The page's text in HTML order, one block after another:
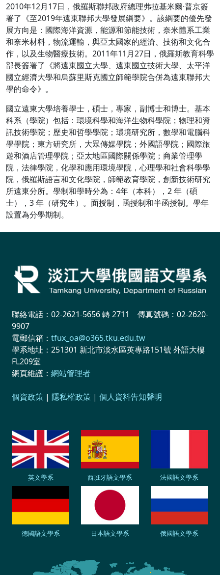
2010年12月17日，俄羅斯聯邦政府總理弗拉基米爾·普京簽
署了《至2019年遠東聯邦大學發展綱要》。該綱要的優先發
展方向是：國際海洋資源，能源和節能技術，奈米體系工業
和奈米材料，物流運輸，與亞太國家的經濟、技術和文化合
作，以及生物醫療技術。2011年11月27日，俄羅斯教育科學
部長簽署了《將遠東國立大學、遠東國立技術大學、太平洋
國立經濟大學和烏蘇里斯克國立師範學院合併為遠東聯邦大
學的命令》。
國立遠東大學培養學士，碩士，專家，副博士和博士。基本
科系（學院）包括：環境科學和海洋生物科學院；物理和資
訊技術學院；歷史和哲學學院；環境研究所，數學和電腦科
學學院；東方研究所，大眾傳媒學院；外國語學院；國際旅
遊和酒店管理學院；亞太地區國際關係學院；商業管理學
院，法律學院，化學和應用環境學院，心理學和社會科學學
院，俄羅斯語言和文化學院，師範教育學院，創新技術研究
所遠東分所。學制和學時分為：4年（本科），2 年（碩
士），3 年（研究生）。面授制，函授制和半函授制。學年
設置為分學期制。
聯絡電話：02-2621-5656 轉 2711 傳真號碼：02-2620-
9907
電郵信箱： tfux_oa@o365.tku.edu.tw
學系地址：251301 新北市淡水區英專路151號 外語大樓
FL209室
網頁維護： 網站管理者
個資政策 | 隱私權政策 | 個人資料告知聲明
英文學系 西班牙語文學系 法國語文學系
德國語文學系 日本語文學系 俄國語文學系